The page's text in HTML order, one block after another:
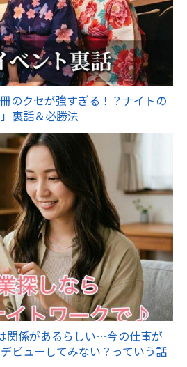
のクセが強すぎる！？ナイトの
裏話＆必勝法
関係があるらしい…今の仕事が
ビューしてみない？っていう話